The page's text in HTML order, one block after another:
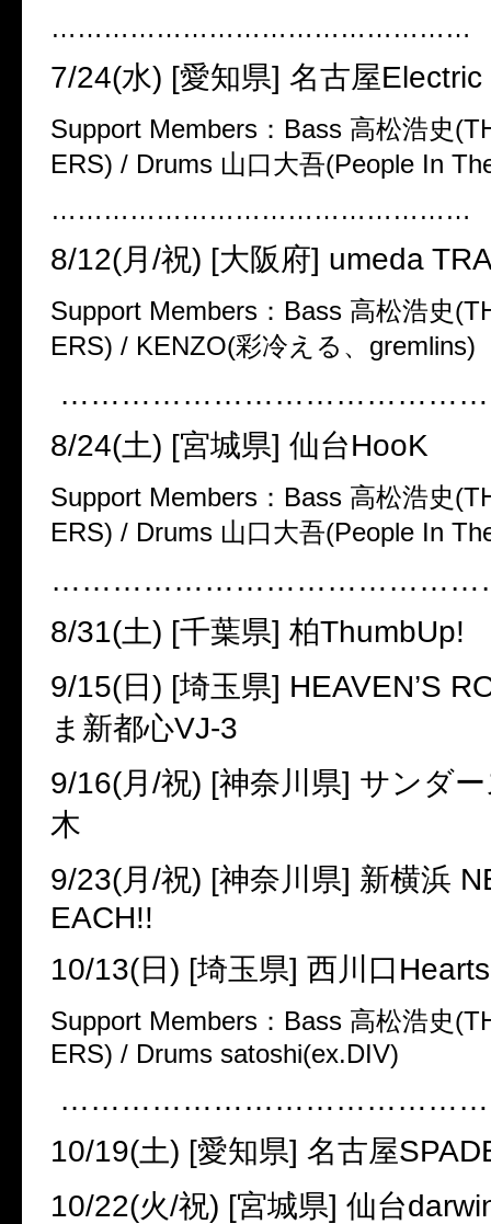
…………………………………………
7/24(水) [愛知県] 名古屋
Support Members ： Bass 高松浩史
ERS) / Drums 山口大吾(People In
…………………………………………
8/12(月 /祝) [大阪府] umeda
Support Members ： Bass 高松浩史
ERS) / KENZO(彩冷える、 gremlins)
8/24(土) [宮城県] 仙台HooK
Support Members ： Bass 高松浩史
ERS) / Drums 山口大吾(People In
8/31(土) [千葉県] 柏ThumbUp!
9/15(日 ) [埼玉県] HEAVEN’S
ま新都心VJ-3
9/16(月 /祝) [神奈川県] サンダ
木
9/23(月 /祝) [神奈川県] 新横浜
EACH!!
10/13(日 ) [埼玉県] 西川口Hearts
Support Members ： Bass 高松浩史
ERS) / Drums satoshi(ex.DIV)
10/19(土) [愛知県] 名古屋
10/22(火/祝) [宮城県] 仙台